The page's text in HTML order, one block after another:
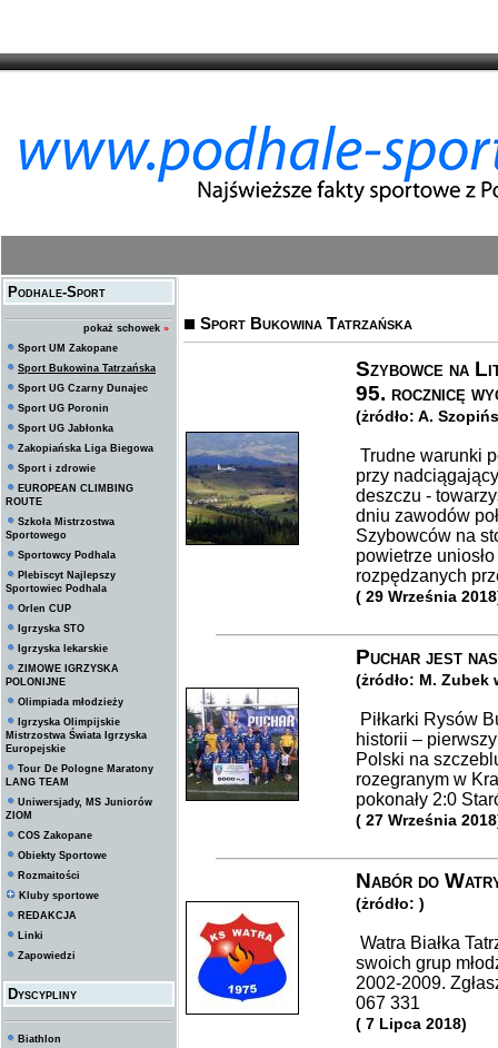
Podhale-Sport
pokaż schowek »
Sport UM Zakopane
Sport Bukowina Tatrzańska
Sport UG Czarny Dunajec
Sport UG Poronin
Sport UG Jabłonka
Zakopiańska Liga Biegowa
Sport i zdrowie
EUROPEAN CLIMBING
ROUTE
Szkoła Mistrzostwa
Sportowego
Sportowcy Podhala
Plebiscyt Najlepszy
Sportowiec Podhala
Orlen CUP
Igrzyska STO
Igrzyska lekarskie
ZIMOWE IGRZYSKA
POLONIJNE
Olimpiada młodzieży
Igrzyska Olimpijskie
Mistrzostwa Świata Igrzyska
Europejskie
Tour De Pologne Maratony
LANG TEAM
Uniwersjady, MS Juniorów
ZIOM
COS Zakopane
Obiekty Sportowe
Rozmaitości
Kluby sportowe
REDAKCJA
Linki
Zapowiedzi
Dyscypliny
Biathlon
Sport Bukowina Tatrzańska
Szybowce na
95. rocznicę
(żródło: A.
Trudne warunki
przy
deszczu -
dniu zawodów
Szybowców na
powietrze
rozpędzanych
( 29 Września
Puchar jest
(żródło: M.
Piłkarki Rysów
historii –
Polski na
rozegranym w
pokonały 2:0
( 27 Września
Nabór do
(żródło: )
Watra Białka
swoich grup
2002-2009.
067 331
( 7 Lipca 2018)